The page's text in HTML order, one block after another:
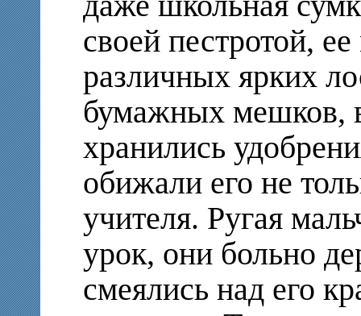
своей пестротой,
различных ярких
бумажных мешков,
хранились
обижали его не
учителя. Ругая
урок, они больно
смеялись над его